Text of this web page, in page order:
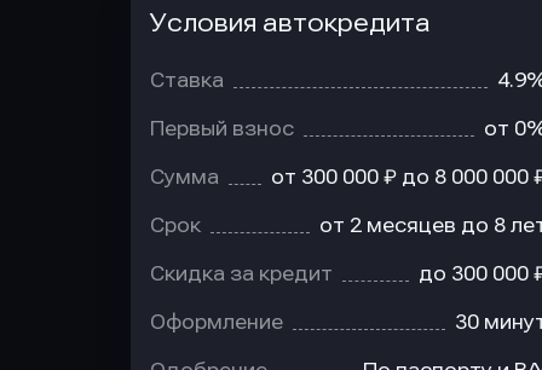
Условия автокредита
Ставка
Первый взнос от
Сумма от 300 000 ₽ до 8 000 000
Срок от 2 месяцев до 8
Скидка за кредит до 300 000
Оформление 30